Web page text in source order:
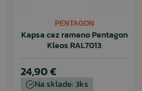
PENTAGON
Kapsa cez rameno Pentagon
Kleos RAL7013
24,90 €
Na sklade: 3ks